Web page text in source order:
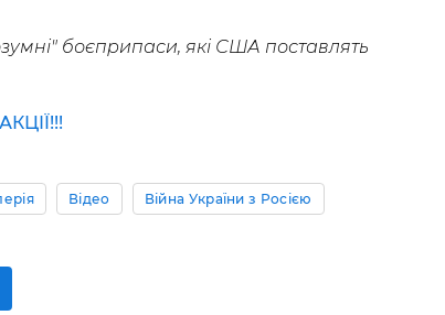
боєприпаси, які США поставлять
Відео Війна України з Росією